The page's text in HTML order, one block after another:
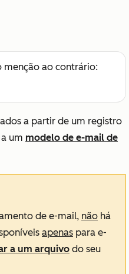
menção ao contrário:
a partir de um registro
um modelo de e-mail de
de e-mail, não há
apenas para e-
a um arquivo do seu